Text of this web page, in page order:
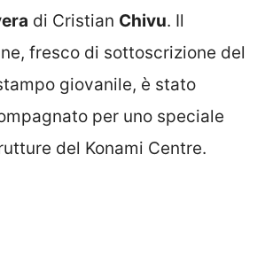
di Cristian Chivu. Il
fresco di sottoscrizione del
giovanile, è stato
per uno speciale
del Konami Centre.